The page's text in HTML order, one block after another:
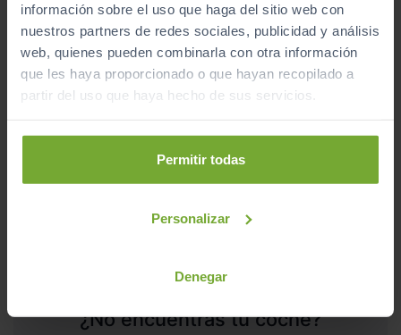
información sobre el uso que haga del sitio web con
nuestros partners de redes sociales, publicidad y análisis
web, quienes pueden combinarla con otra información
que les haya proporcionado o que hayan recopilado a
partir del uso que haya hecho de sus servicios.
Permitir todas
Personalizar
Denegar
HYUNDAI KONA
HEV 1.6GDI 138CV DT TECNO
8.565 km
2026
31.900 €
379
€/mes
¿No encuentras tu coche?